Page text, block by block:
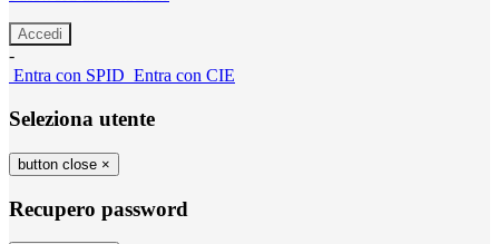
-
Entra con SPID Entra con CIE
Seleziona utente
button close ×
Recupero password